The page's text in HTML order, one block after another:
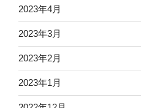
2023年4月
2023年3月
2023年2月
2023年1月